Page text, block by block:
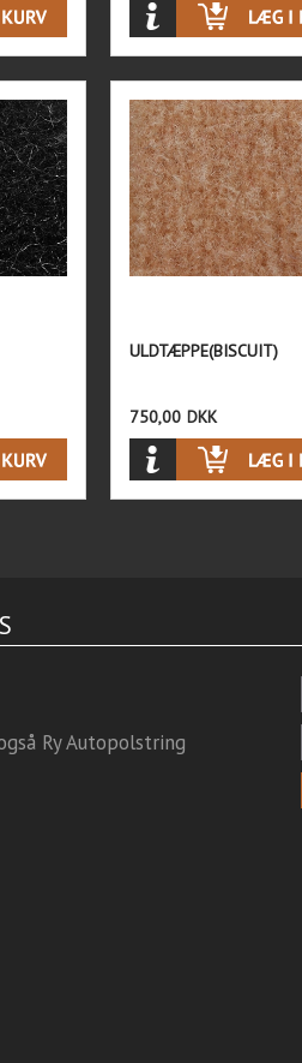
ULDTÆPPE(BISCUIT)
750,00 DKK
Ry Autopolstring